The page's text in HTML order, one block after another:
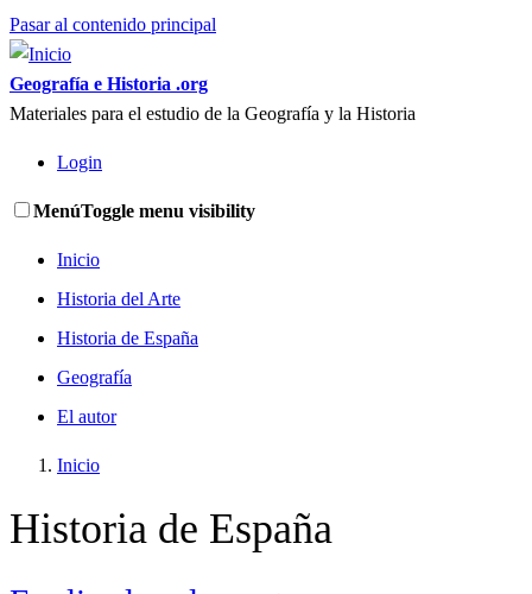
Pasar al contenido principal
Geografía e Historia .org
Materiales para el estudio de la Geografía y la Historia
Login
MenúToggle menu visibility
Inicio
Historia del Arte
Historia de España
Geografía
El autor
Inicio
Historia de España